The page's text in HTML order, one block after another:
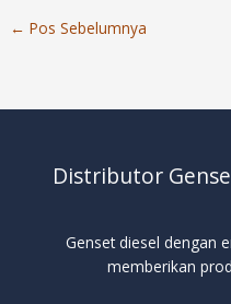
← Pos Sebelumnya
Distributor
Genset diesel dengan
memberikan